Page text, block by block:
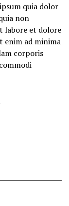
quia dolor
non
labore et dolore
enim ad minima
corporis